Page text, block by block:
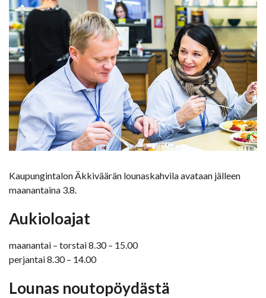
Kaupungintalon Äkkiväärän lounaskahvila avataan jälleen
maanantaina 3.8.
Aukioloajat
maanantai – torstai 8.30 – 15.00
perjantai 8.30 – 14.00
Lounas noutopöydästä